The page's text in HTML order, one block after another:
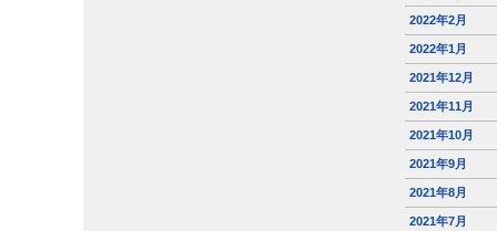
2022年2月
2022年1月
2021年12月
2021年11月
2021年10月
2021年9月
2021年8月
2021年7月